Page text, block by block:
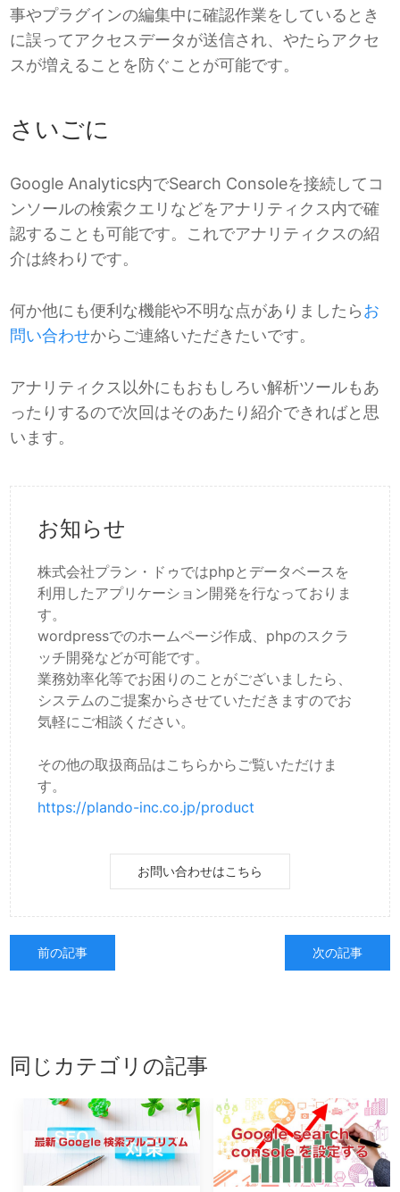
事やプラグインの編集中に確認作業をしているとき
に誤ってアクセスデータが送信され、やたらアクセ
スが増えることを防ぐことが可能です。
さいごに
Google Analytics内でSearch Consoleを接続してコ
ンソールの検索クエリなどをアナリティクス内で確
認することも可能です。これでアナリティクスの紹
介は終わりです。
何か他にも便利な機能や不明な点がありましたらお
問い合わせからご連絡いただきたいです。
アナリティクス以外にもおもしろい解析ツールもあ
ったりするので次回はそのあたり紹介できればと思
います。
お知らせ
株式会社プラン・ドゥではphpとデータベースを
利用したアプリケーション開発を行なっておりま
す。
wordpressでのホームページ作成、phpのスクラ
ッチ開発などが可能です。
業務効率化等でお困りのことがございましたら、
システムのご提案からさせていただきますのでお
気軽にご相談ください。
その他の取扱商品はこちらからご覧いただけま
す。
https://plando-inc.co.jp/product
お問い合わせはこちら
前の記事 次の記事
同じカテゴリの記事